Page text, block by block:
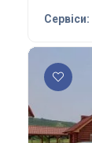
Сервіси: